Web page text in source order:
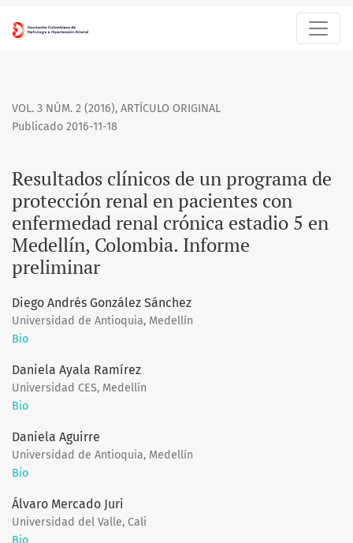
Resultados clínicos de un programa de protección renal en
VOL. 3 NÚM. 2 (2016), ARTÍCULO ORIGINAL
Resultados clínicos de un programa de
protección renal en pacientes con
enfermedad renal crónica estadio 5 en
Medellín, Colombia. Informe
preliminar
Publicado 2016-11-18
Diego Andrés González Sánchez
Universidad de Antioquia, Medellín
Bio
Daniela Ayala Ramírez
Universidad CES, Medellín
Bio
Daniela Aguirre
Universidad de Antioquia, Medellín
Bio
Álvaro Mercado Juri
Universidad del Valle, Cali